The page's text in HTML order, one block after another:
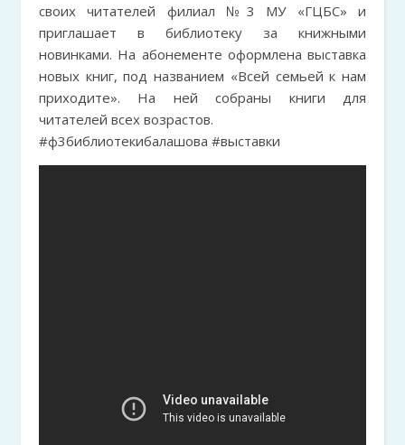
своих читателей филиал №3 МУ «ГЦБС» и
приглашает в библиотеку за книжными
новинками. На абонементе оформлена выставка
новых книг, под названием «Всей семьей к нам
приходите». На ней собраны книги для
читателей всех возрастов.
#ф3библиотекибалашова #выставки